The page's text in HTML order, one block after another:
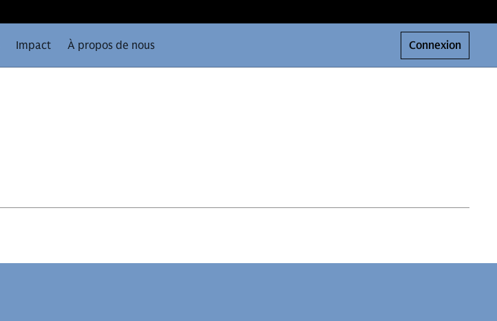
Impact À propos de nous Connexion